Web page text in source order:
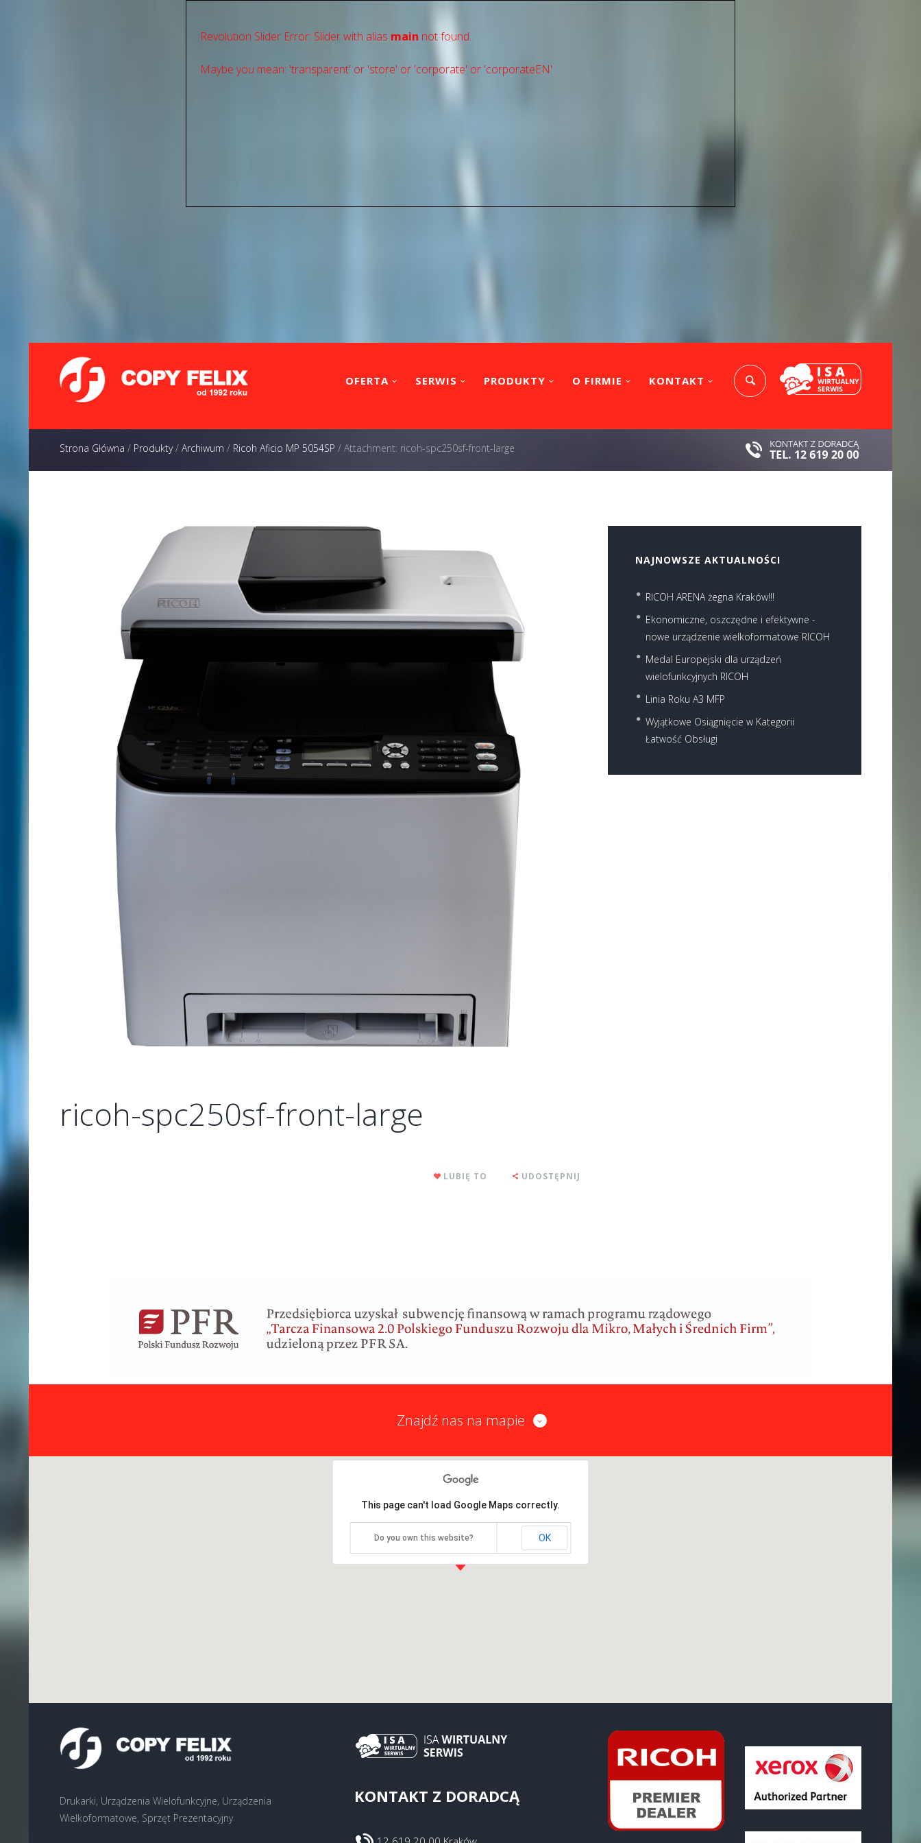
Revolution Slider Error: Slider with alias main not found.
Maybe you mean: 'transparent' or 'store' or 'сorporate' or 'corporateEN'
OFERTA SERWIS PRODUKTY O FIRMIE KONTAKT
Strona Główna / Produkty/ Archiwum / Ricoh Aficio MP 5054SP / Attachment: ricoh-spc250sf-front-large
ricoh-spc250sf-front-large
LUBIĘ TO UDOSTĘPNIJ
NAJNOWSZE AKTUALNOŚCI
RICOH ARENA żegna Kraków!!!
Ekonomiczne, oszczędne i efektywne -
nowe urządzenie wielkoformatowe RICOH
Medal Europejski dla urządzeń
wielofunkcyjnych RICOH
Linia Roku A3 MFP
Wyjątkowe Osiągnięcie w Kategorii
Łatwość Obsługi
Znajdź nas na mapie
This page can't load Google Maps correctly.
Do you own this website? OK
Drukarki, Urządzenia Wielofunkcyjne, Urządzenia
Wielkoformatowe, Sprzęt Prezentacyjny
KONTAKT Z DORADCĄ